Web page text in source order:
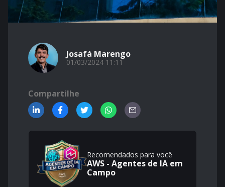
Josafá Marengo
01/03/2024 11:11
Compartilhe
Recomendados para você
AWS - Agentes de IA em
Campo